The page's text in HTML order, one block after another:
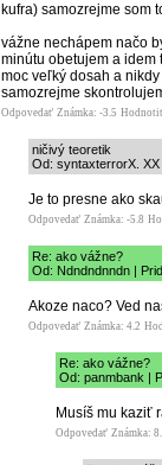
kufra) samozrejme som
vážne nechápem načo
minútu obetujem a
moc veľký dosah a
samozrejme
Odpovedať Známka: -3.5
ničivý teoretik
Od: syntaxterrorX.
Je to presne ako
Odpovedať Známka: -5.8
Re: ako vážne?
Od: Ndndndnndn |
Akoze naco? Ved
Odpovedať Známka: 4.2
Re: ako vážne?
Od: panmbank |
Musíš mu kaziť
Odpovedať Známka: